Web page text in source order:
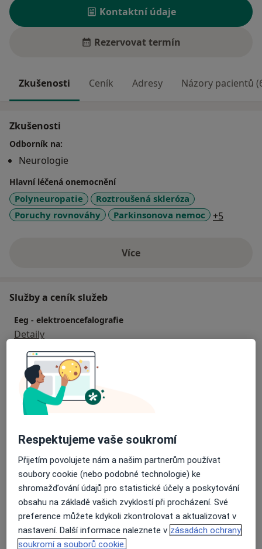
Kontaktní údaje
Rezervovat termín
Zkušenosti Ceník Adresy Názory pacientů
Zkušenosti
Odborník na:
Neurologie
Hlavní léčená onemocnění
Polyneuropatie
Roztroušená skleróza
Poruchy rovnováhy
Parkinsonova nemoc +5
Víceo zkušenostech
Služby a ceník služeb
Eeg - elektroencefalografie
Detaily
Emg - elektromyografie
Detaily
Neurologická konzultace
Neurologické rehabilitace
Detaily
Neurologické vyšetření
Detaily
+1 služba
Respektujeme vaše soukromí
Přijetím povolujete nám a našim partnerům používat
soubory cookie (nebo podobné technologie) ke
shromažďování údajů pro statistické účely a poskytování
obsahu na základě vašich zvyklostí při procházení. Své
preference můžete kdykoli zkontrolovat a aktualizovat v
nastavení. Další informace naleznete v zásadách ochrany
soukromí a souborů cookie.